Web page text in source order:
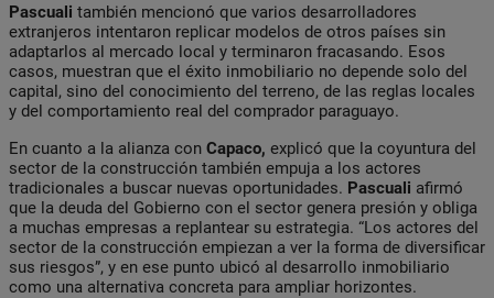
Pascuali también mencionó que varios desarrolladores
extranjeros intentaron replicar modelos de otros países sin
adaptarlos al mercado local y terminaron fracasando. Esos
casos, muestran que el éxito inmobiliario no depende solo del
capital, sino del conocimiento del terreno, de las reglas locales
y del comportamiento real del comprador paraguayo.
En cuanto a la alianza con Capaco, explicó que la coyuntura del
sector de la construcción también empuja a los actores
tradicionales a buscar nuevas oportunidades. Pascuali afirmó
que la deuda del Gobierno con el sector genera presión y obliga
a muchas empresas a replantear su estrategia. “Los actores del
sector de la construcción empiezan a ver la forma de diversificar
sus riesgos”, y en ese punto ubicó al desarrollo inmobiliario
como una alternativa concreta para ampliar horizontes.